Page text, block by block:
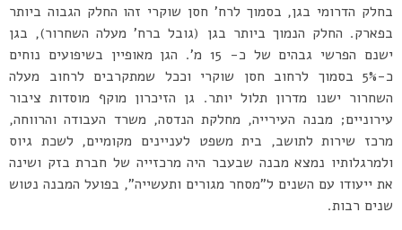
בחלק הדרומי בגן, בסמוך לרח’ חסן שוקרי זהו החלק הגבוה ביותר
בפארק. החלק הנמוך ביותר בגן (גובל ברח’ מעלה השחרור), בגן
ישנם הפרשי גבהים של כ- 15 מ’. הגן מאופיין בשיפועים נוחים
כ-5% בסמוך לרחוב חסן שוקרי וככל שמתקרבים לרחוב מעלה
השחרור ישנו מדרון תלול יותר. גן הזיכרון מוקף מוסדות ציבור
עירוניים; מבנה העירייה, מחלקת הנדסה, משרד העבודה והרווחה,
מרכז שירות לתושב, בית משפט לעניינים מקומיים, לשכת גיוס
ולמרגלותיו נמצא מבנה שבעבר היה מרכזייה של חברת בזק ושינה
את ייעודו עם השנים ל”מסחר מגורים ותעשייה”, בפועל המבנה נטוש
שנים רבות.